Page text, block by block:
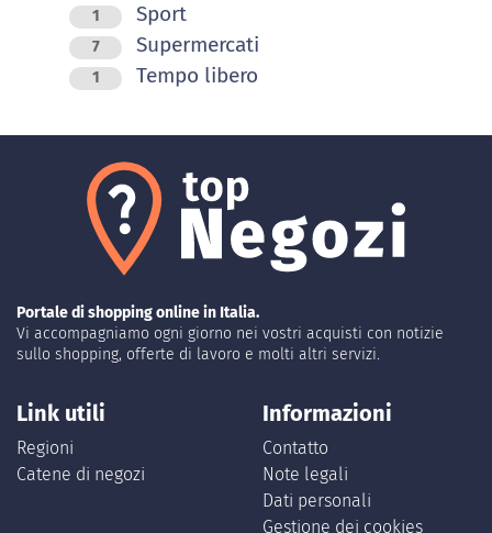
1 Sport
7 Supermercati
1 Tempo libero
Portale di shopping online in Italia.
Vi accompagniamo ogni giorno nei vostri acquisti con notizie
sullo shopping, offerte di lavoro e molti altri servizi.
Link utili
Regioni
Catene di negozi
Informazioni
Contatto
Note legali
Dati personali
Gestione dei cookies